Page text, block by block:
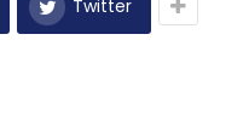
Twitter